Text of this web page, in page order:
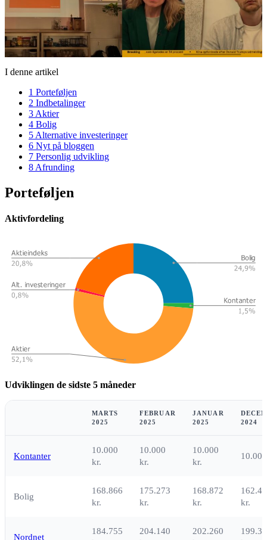
I denne artikel
1 Porteføljen
2 Indbetalinger
3 Aktier
4 Bolig
5 Alternative investeringer
6 Nyt på bloggen
7 Personlig udvikling
8 Afrunding
Porteføljen
Aktivfordeling
Udviklingen de sidste 5 måneder
MARTS
2025
FEBRUAR
2025
JANUAR
2025
2024
Kontanter
10.000
kr.
10.000
kr.
10.000
kr.
Bolig
168.866
kr.
175.273
kr.
168.872
kr.
kr.
Nordnet
184.755
204.140
202.260